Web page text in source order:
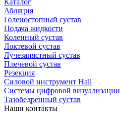
Абляция
Голеностопный сустав
Подача жидкости
Коленный сустав
Локтевой сустав
Лучезапястный сустав
Плечевой сустав
Резекция
Силовой инструмент Hall
Системы цифровой визуализации
Тазобедренный сустав
Наши контакты